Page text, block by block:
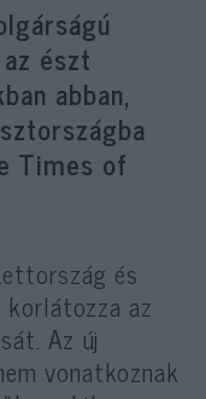
észt
abban,
Times of
és
az
Az új
vonatkoznak